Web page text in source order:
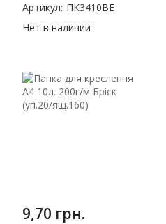
Артикул: ПК3410ВЕ
Нет в наличии
9,70 грн.